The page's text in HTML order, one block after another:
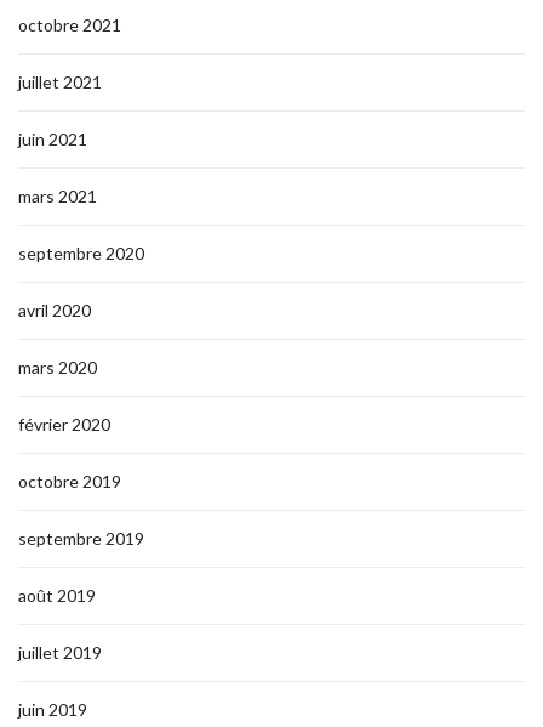
octobre 2021
juillet 2021
juin 2021
mars 2021
septembre 2020
avril 2020
mars 2020
février 2020
octobre 2019
septembre 2019
août 2019
juillet 2019
juin 2019